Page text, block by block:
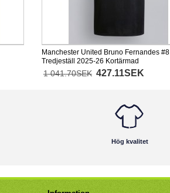
Manchester United Bruno Fernandes #8
Tredjeställ 2025-26 Kortärmad
1 041.70SEK 427.11SEK
Hög kvalitet